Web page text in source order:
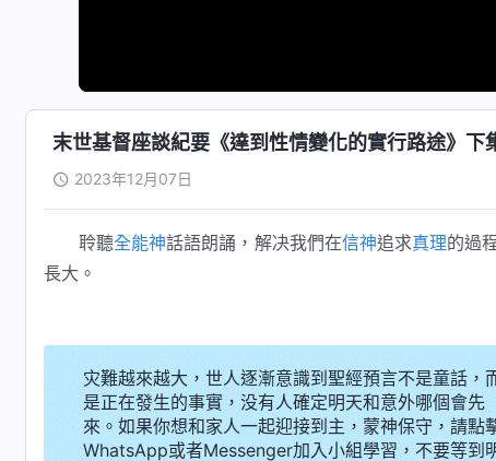
末世基督座談紀要《達到性情變化的實行路途》下
2023年12月07日
聆聽全能神話語朗誦，解决我們在信神追求真理的過
長大。
灾難越來越大，世人逐漸意識到聖經預言不是童話，
是正在發生的事實，没有人確定明天和意外哪個會先
來。如果你想和家人一起迎接到主，蒙神保守，請點
WhatsApp或者Messenger加入小組學習，不要等到